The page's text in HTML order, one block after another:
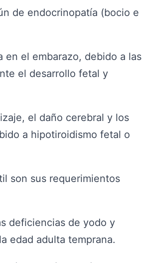
de endocrinopatía (bocio e
el embarazo, debido a las
el desarrollo fetal y
el daño cerebral y los
a hipotiroidismo fetal o
son sus requerimientos
deficiencias de yodo y
edad adulta temprana.